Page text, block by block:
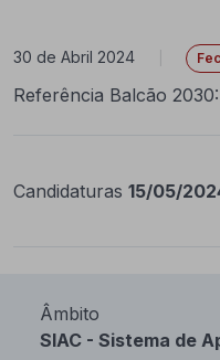
30 de Abril 2024
Referência Balcão 2030:
Candidaturas 15/05/
Âmbito
SIAC - Sistema de